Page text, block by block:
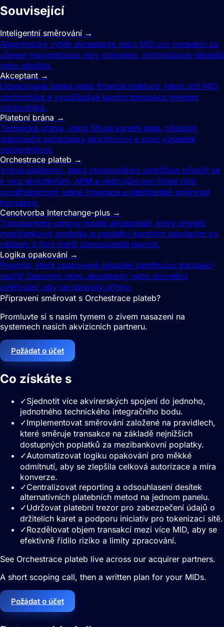
Související
Inteligentní směrování →
Algoritmický výběr akceptanta nebo MID pro transakci za
účelem maximalizace míry schválení, minimalizace nákladů
nebo obojího.
Akceptant →
Licencovaná banka nebo finanční instituce, která drží MID
obchodníka a vypořádává karetní transakce jménem
obchodníka.
Platební brána →
Technická vrstva, která šifruje karetní data, předává
autorizační požadavky akvizitorovi a vrací výsledek
obchodníkovi.
Orchestrace plateb →
Vrstva platformy, která obchodníkovi umožňuje připojit se
k více akvizitorům, APM a nástrojům pro řízení rizik
prostřednictvím jedné integrace a inteligentně směrovat
transakce.
Cenotvorba Interchange-plus →
Transparentní cenový model akceptanta, který přenáší
mezibankovní poplatky a poplatky karetním asociacím za
náklady s fixní marží zpracovatele navrch.
Logika opakování →
Pravidla, která opakovaně zkoušejí zamítnutou transakci
napříč časovými okny, akceptanty nebo úrovněmi
ověřování, aby se obnovily příjmy.
Připraveni směrovat s Orchestrace plateb?
Promluvte si s nasim tymem o zivem nasazeni na
systemech nasich akvizicnich partneru.
Požádat o účet
Co získáte s
✓Sjednotit více akvirerských spojení do jednoho,
jednotného technického integračního bodu.
✓Implementovat směrování založené na pravidlech,
které směruje transakce na základě nejnižších
dostupných poplatků za mezibankovní poplatky.
✓Automatizovat logiku opakování pro měkké
odmítnutí, aby se zlepšila celková autorizace a míra
konverze.
✓Centralizovat reporting a odsouhlasení desítek
alternativních platebních metod na jednom panelu.
✓Udržovat platební trezor pro zabezpečení údajů o
držitelích karet a podporu iniciativ pro tokenizaci sítě.
✓Rozdělovat objem transakcí mezi více MID, aby se
efektivně řídilo riziko a limity zpracování.
See Orchestrace plateb live across our acquirer partners.
A short scoping call, then a written plan for your MIDs.
Požádat o účet